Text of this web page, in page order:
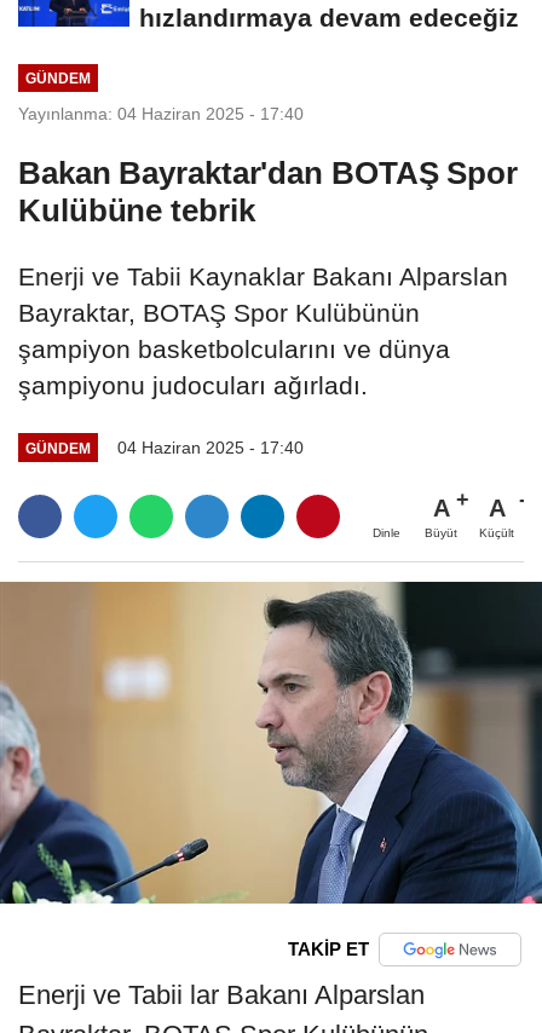
hızlandırmaya devam edeceğiz
GÜNDEM
Yayınlanma: 04 Haziran 2025 - 17:40
Bakan Bayraktar'dan BOTAŞ Spor
Kulübüne tebrik
Enerji ve Tabii Kaynaklar Bakanı Alparslan
Bayraktar, BOTAŞ Spor Kulübünün
şampiyon basketbolcularını ve dünya
şampiyonu judocuları ağırladı.
GÜNDEM 04 Haziran 2025 - 17:40
Dinle
A
Büyüt
A
Küçült
TAKİP ET
Enerji ve Tabii lar Bakanı Alparslan